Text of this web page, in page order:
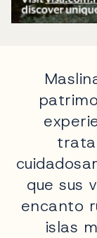
que sus
encanto
islas